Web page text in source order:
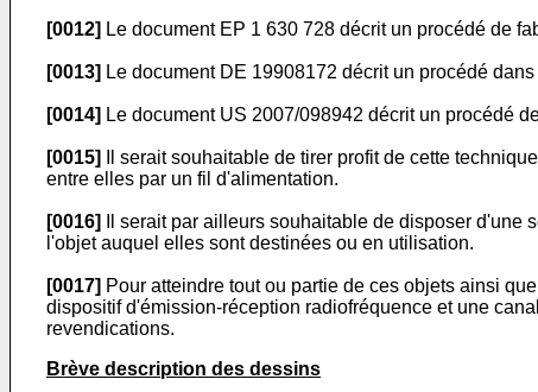
[0012] Le document EP 1 630 728 décrit un procédé de
[0013] Le document DE 19908172 décrit un procédé
[0014] Le document US 2007/098942 décrit un procédé
[0015]
Il serait souhaitable de tirer profit de cette
entre elles par un fil d'alimentation.
[0016]
Il serait par ailleurs souhaitable de disposer
l'objet auquel elles sont destinées ou en utilisation.
[0017] Pour atteindre tout ou partie de ces objets ainsi
dispositif d'émission-réception radiofréquence et une
revendications.
Brève description des dessins